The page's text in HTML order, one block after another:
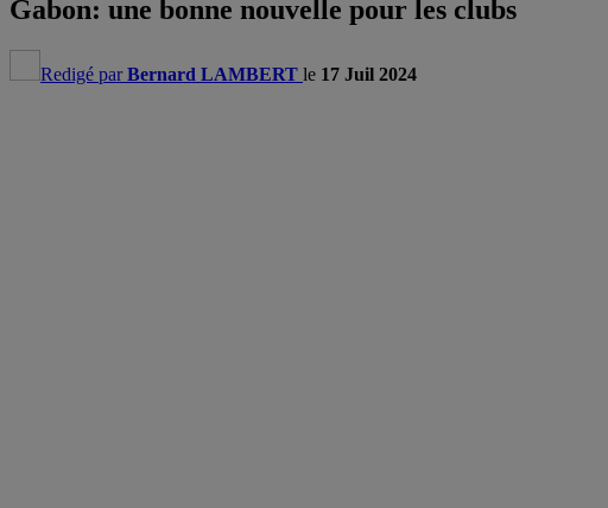
Gabon: une bonne nouvelle pour les clubs
Redigé par Bernard LAMBERT le 17 Juil 2024